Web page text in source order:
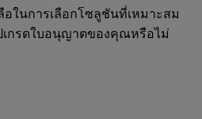
อในการเลือกโซลูชันที่เหมาะสม
เกรดใบอนุญาตของคุณหรือไม่